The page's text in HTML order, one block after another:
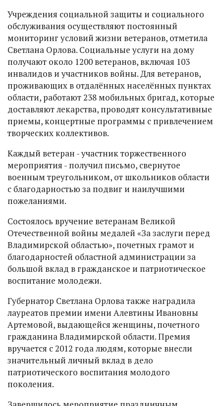
Учреждения социальной защиты и социального
обслуживания осуществляют постоянный
мониторинг условий жизни ветеранов, отметила
Светлана Орлова. Социальные услуги на дому
получают около 1200 ветеранов, включая 103
инвалидов и участников войны. Для ветеранов,
проживающих в отдалённых населённых пунктах
области, работают 238 мобильных бригад, которые
доставляют лекарства, проводят консультативные
приемы, концертные программы с привлечением
творческих коллективов.
Каждый ветеран - участник торжественного
мероприятия - получил письмо, свернутое
военным треугольником, от школьников области
с благодарностью за подвиг и наилучшими
пожеланиями.
Состоялось вручение ветеранам Великой
Отечественной войны медалей «За заслуги перед
Владимирской областью», почетных грамот и
благодарностей областной администрации за
большой вклад в гражданское и патриотическое
воспитание молодежи.
Губернатор Светлана Орлова также наградила
лауреатов премии имени Алевтины Ивановны
Артемовой, выдающейся женщины, почетного
гражданина Владимирской области. Премия
вручается с 2012 года людям, которые внесли
значительный личный вклад в дело
патриотического воспитания молодого
поколения.